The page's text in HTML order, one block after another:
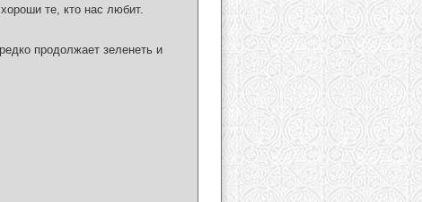
те, кто нас любит.
продолжает зеленеть и